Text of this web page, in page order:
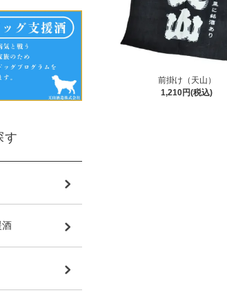
前掛け（天山）
1,210円(税込)
す
酒